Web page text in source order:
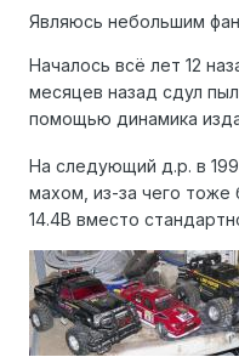
Являюсь небольшим
Началось всё лет 12
месяцев назад сдул
помощью динамика
На следующий д.р. в
махом, из-за чего
14.4В вместо